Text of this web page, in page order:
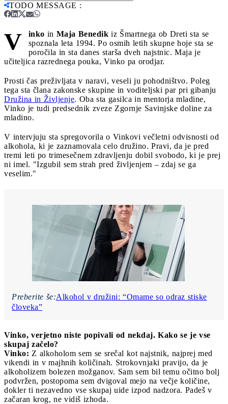
TODO MESSAGE :
V inko in Maja Benedik iz Šmartnega ob Dreti sta se
spoznala leta 1994. Po osmih letih skupne hoje sta se
poročila in sta danes starša dveh najstnic. Maja je
učiteljica razrednega pouka, Vinko pa orodjar.
Prosti čas preživljata v naravi, veseli ju pohodništvo. Poleg
tega sta člana zakonske skupine in voditeljski par pri gibanju
Družina in Življenje. Oba sta gasilca in mentorja mladine,
Vinko je tudi predsednik zveze Zgornje Savinjske doline za
mladino.
V intervjuju sta spregovorila o Vinkovi večletni odvisnosti od
alkohola, ki je zaznamovala celo družino. Pravi, da je pred
tremi leti po trimesečnem zdravljenju dobil svobodo, ki je prej
ni imel. "Izgubil sem strah pred življenjem – zdaj se ga
veselim."
Preberite še:Alkohol v družini: “Omame so odraz stiske
človeka”
Vinko, verjetno niste popivali od nekdaj. Kako se je vse
skupaj začelo?
Vinko: Z alkoholom sem se srečal kot najstnik, najprej med
vikendi in v majhnih količinah. Strokovnjaki pravijo, da je
alkoholizem bolezen možganov. Sam sem bil temu očitno bolj
podvržen, postopoma sem dvigoval mejo na večje količine,
dokler ti nezavedno vse skupaj uide izpod nadzora. Padeš v
začaran krog, ne vidiš izhoda.